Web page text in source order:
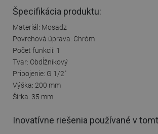
Špecifikácia produktu:
Materiál: Mosadz
Povrchová úprava: Chróm
Počet funkcií: 1
Tvar: Obdĺžnikový
Pripojenie: G 1/2"
Výška: 200 mm
Šírka: 35 mm
Inovatívne riešenia používané v